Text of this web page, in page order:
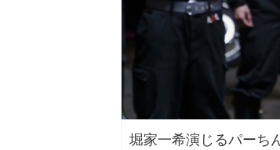
堀家一希演じるパーち